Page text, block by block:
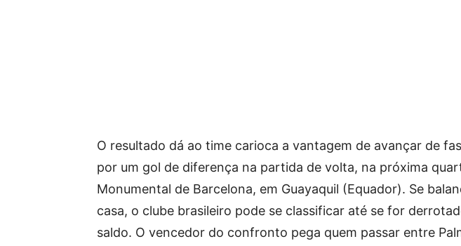
O resultado dá ao time carioca a vantagem de avançar de
por um gol de diferença na partida de volta, na próxima
Monumental de Barcelona, em Guayaquil (Equador). Se
casa, o clube brasileiro pode se classificar até se for
saldo. O vencedor do confronto pega quem passar entre